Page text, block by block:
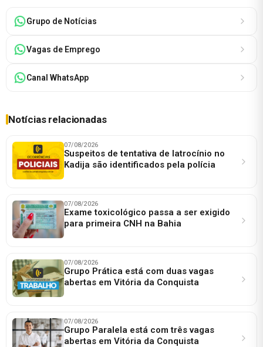
Grupo de Notícias
Vagas de Emprego
Canal WhatsApp
Notícias relacionadas
07/08/2026
Suspeitos de tentativa de latrocínio no
Kadija são identificados pela polícia
07/08/2026
Exame toxicológico passa a ser exigido
para primeira CNH na Bahia
07/08/2026
Grupo Prática está com duas vagas
abertas em Vitória da Conquista
07/08/2026
Grupo Paralela está com três vagas
abertas em Vitória da Conquista